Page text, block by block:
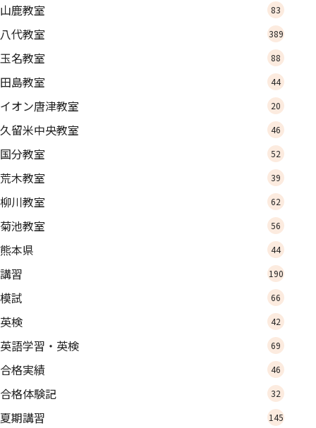
山鹿教室 83
八代教室 389
玉名教室 88
田島教室 44
イオン唐津教室 20
久留米中央教室 46
国分教室 52
荒木教室 39
柳川教室 62
菊池教室 56
熊本県 44
講習 190
模試 66
英検 42
英語学習・英検 69
合格実績 46
合格体験記 32
夏期講習 145